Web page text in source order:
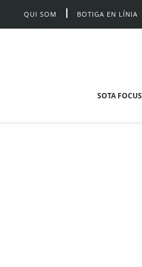
QUI SOM BOTIGA EN LÍNIA
SOTA FOCUS